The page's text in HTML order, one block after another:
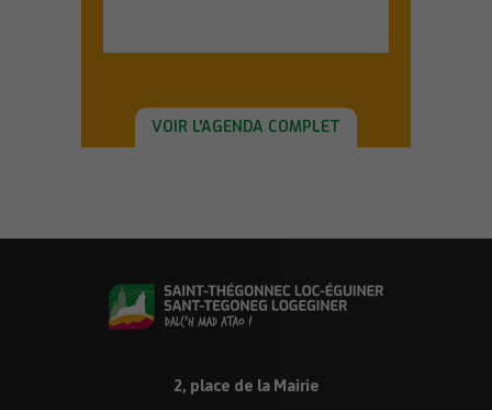
VOIR L'AGENDA COMPLET
2, place de la Mairie